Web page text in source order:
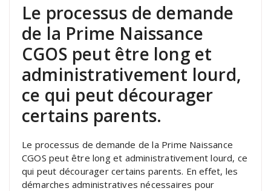
Le processus de demande
de la Prime Naissance
CGOS peut être long et
administrativement lourd,
ce qui peut décourager
certains parents.
Le processus de demande de la Prime Naissance
CGOS peut être long et administrativement lourd, ce
qui peut décourager certains parents. En effet, les
démarches administratives nécessaires pour